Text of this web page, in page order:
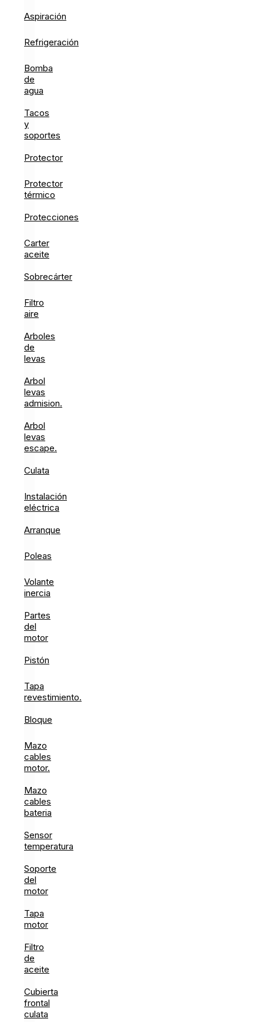
Aspiración
Refrigeración
Bomba
de
agua
Tacos
y
soportes
Protector
Protector
térmico
Protecciones
Carter
aceite
Sobrecárter
Filtro
aire
Arboles
de
levas
Arbol
levas
admision.
Arbol
levas
escape.
Culata
Instalación
eléctrica
Arranque
Poleas
Volante
inercia
Partes
del
motor
Pistón
Tapa
revestimiento.
Bloque
Mazo
cables
motor.
Mazo
cables
bateria
Sensor
temperatura
Soporte
del
motor
Tapa
motor
Filtro
de
aceite
Cubierta
frontal
culata